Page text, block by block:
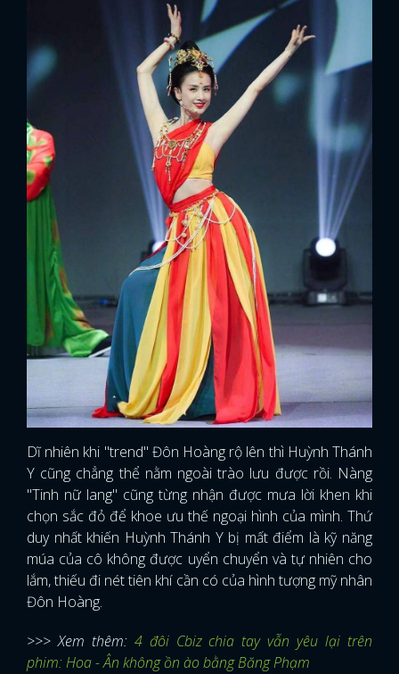
Dĩ nhiên khi "trend" Đôn Hoàng rộ lên thì Huỳnh Thánh
Y cũng chẳng thể nằm ngoài trào lưu được rồi. Nàng
"Tinh nữ lang" cũng từng nhận được mưa lời khen khi
chọn sắc đỏ để khoe ưu thế ngoại hình của mình. Thứ
duy nhất khiến Huỳnh Thánh Y bị mất điểm là kỹ năng
múa của cô không được uyển chuyển và tự nhiên cho
lắm, thiếu đi nét tiên khí cần có của hình tượng mỹ nhân
Đôn Hoàng.
>>> Xem thêm: 4 đôi Cbiz chia tay vẫn yêu lại trên
phim: Hoa - Ân không ồn ào bằng Băng Phạm